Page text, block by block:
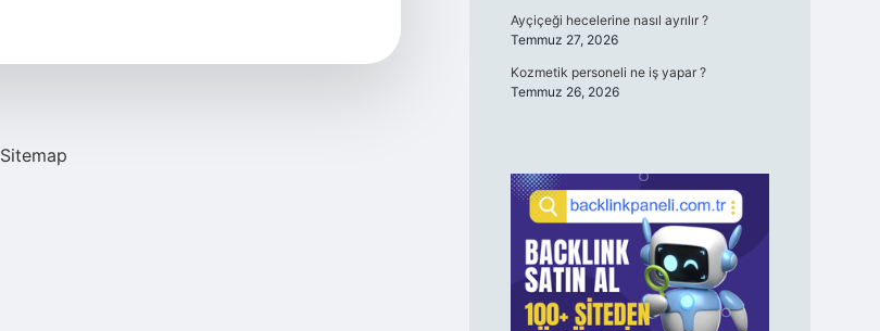
Sitemap
Ayçiçeği hecelerine nasıl ayrılır ?
Temmuz 27, 2026
Kozmetik personeli ne iş yapar ?
Temmuz 26, 2026